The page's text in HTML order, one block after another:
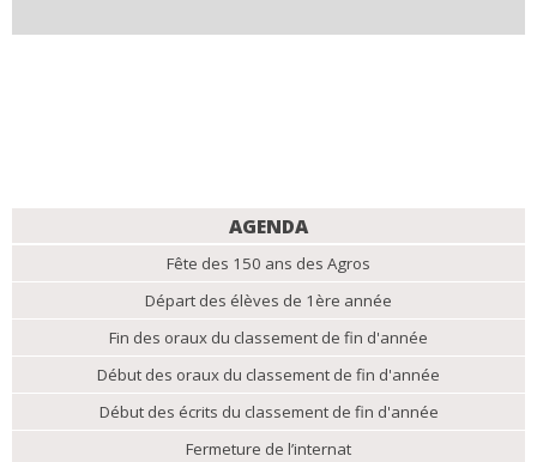
AGENDA
Fête des 150 ans des Agros
Départ des élèves de 1ère année
Fin des oraux du classement de fin d'année
Début des oraux du classement de fin d'année
Début des écrits du classement de fin d'année
Fermeture de l’internat